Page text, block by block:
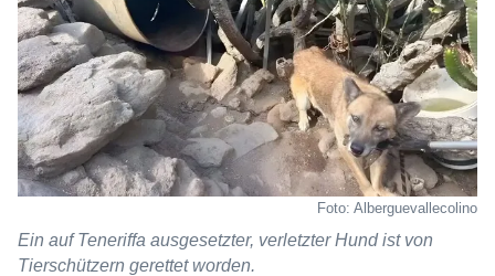
Foto: Alberguevallecolino
Ein auf Teneriffa ausgesetzter, verletzter Hund ist von
Tierschützern gerettet worden.